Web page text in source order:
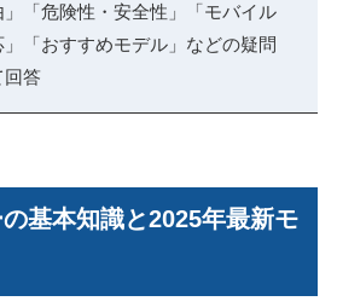
」「危険性・安全性」「モバイル
「おすすめモデル」などの疑問
回答
基本知識と2025年最新モ